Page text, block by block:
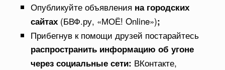
Опубликуйте объявления на городских
сайтах (БВФ.ру, «МОЁ! Online»);
Прибегнув к помощи друзей постарайтесь
распространить информацию об угоне
через социальные сети: ВКонтакте,